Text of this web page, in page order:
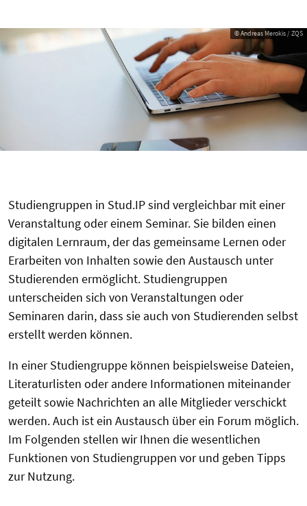
© Andreas Merokis / ZQS
Studiengruppen in Stud.IP sind vergleichbar mit einer
Veranstaltung oder einem Seminar. Sie bilden einen
digitalen Lernraum, der das gemeinsame Lernen oder
Erarbeiten von Inhalten sowie den Austausch unter
Studierenden ermöglicht. Studiengruppen
unterscheiden sich von Veranstaltungen oder
Seminaren darin, dass sie auch von Studierenden selbst
erstellt werden können.
In einer Studiengruppe können beispielsweise Dateien,
Literaturlisten oder andere Informationen miteinander
geteilt sowie Nachrichten an alle Mitglieder verschickt
werden. Auch ist ein Austausch über ein Forum möglich.
Im Folgenden stellen wir Ihnen die wesentlichen
Funktionen von Studiengruppen vor und geben Tipps
zur Nutzung.